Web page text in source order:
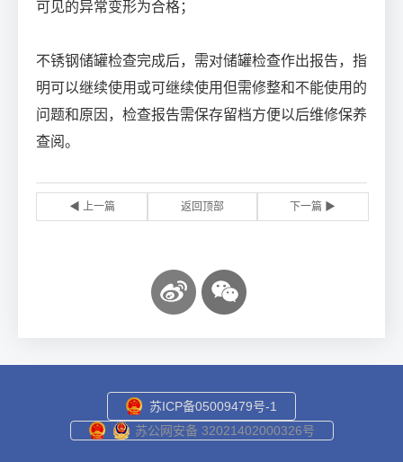
可见的异常变形为合格；
不锈钢储罐检查完成后，需对储罐检查作出报告，指
明可以继续使用或可继续使用但需修整和不能使用的
问题和原因，检查报告需保存留档方便以后维修保养
查阅。
◀ 上一篇 返回顶部 下一篇 ▶
苏ICP备05009479号-1
苏公网安备 32021402000326号